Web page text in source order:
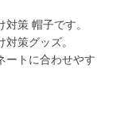
策 帽子です。
策グッズ。
ートに合わせやす